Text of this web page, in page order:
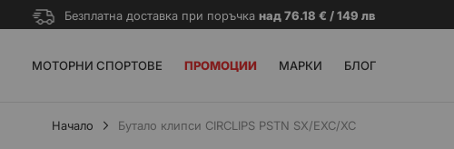
Безплатна доставка при поръчка над 76.18 € / 149 лв
МОТОРНИ СПОРТОВЕ ПРОМОЦИИ МАРКИ БЛОГ
Начало Бутало клипси CIRCLIPS PSTN SX/EXC/XC